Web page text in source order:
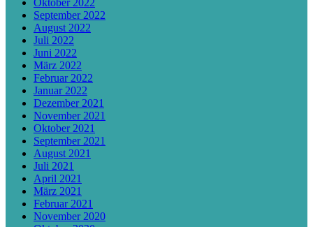
September 2022
August 2022
Juli 2022
Juni 2022
März 2022
Februar 2022
Januar 2022
Dezember 2021
November 2021
Oktober 2021
September 2021
August 2021
Juli 2021
April 2021
März 2021
Februar 2021
November 2020